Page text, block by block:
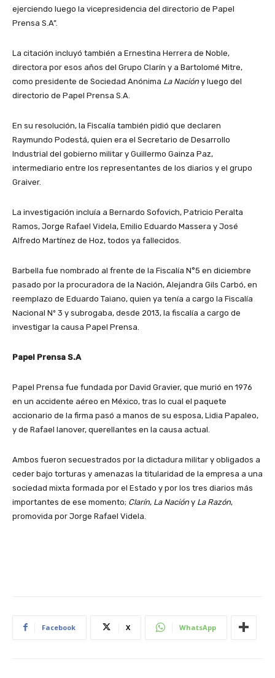
ejerciendo luego la vicepresidencia del directorio de Papel
Prensa S.A”.
La citación incluyó también a Ernestina Herrera de Noble,
directora por esos años del Grupo Clarín y a Bartolomé Mitre,
como presidente de Sociedad Anónima La Nación y luego del
directorio de Papel Prensa S.A.
En su resolución, la Fiscalía también pidió que declaren
Raymundo Podestá, quien era el Secretario de Desarrollo
Industrial del gobierno militar y Guillermo Gainza Paz,
intermediario entre los representantes de los diarios y el grupo
Graiver.
La investigación incluía a Bernardo Sofovich, Patricio Peralta
Ramos, Jorge Rafael Videla, Emilio Eduardo Massera y José
Alfredo Martínez de Hoz, todos ya fallecidos.
Barbella fue nombrado al frente de la Fiscalía N°5 en diciembre
pasado por la procuradora de la Nación, Alejandra Gils Carbó, en
reemplazo de Eduardo Taiano, quien ya tenía a cargo la Fiscalía
Nacional Nº 3 y subrogaba, desde 2013, la fiscalía a cargo de
investigar la causa Papel Prensa.
Papel Prensa S.A
Papel Prensa fue fundada por David Gravier, que murió en 1976
en un accidente aéreo en México, tras lo cual el paquete
accionario de la firma pasó a manos de su esposa, Lidia Papaleo,
y de Rafael Ianover, querellantes en la causa actual.
Ambos fueron secuestrados por la dictadura militar y obligados a
ceder bajo torturas y amenazas la titularidad de la empresa a una
sociedad mixta formada por el Estado y por los tres diarios más
importantes de ese momento; Clarín, La Nación y La Razón,
promovida por Jorge Rafael Videla.
Facebook X WhatsApp